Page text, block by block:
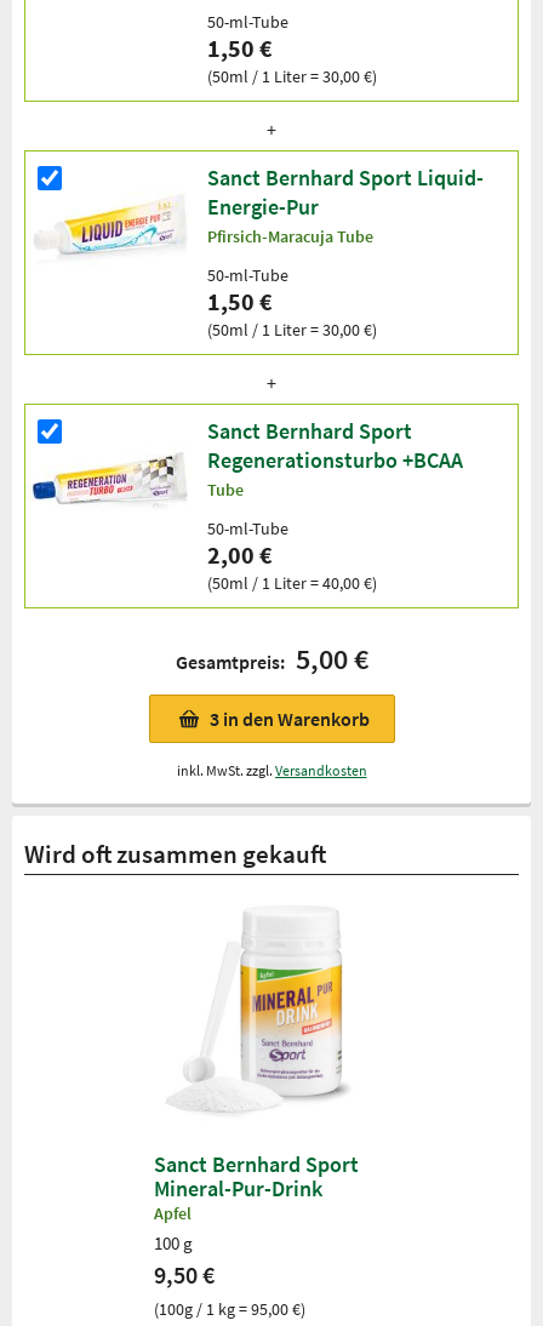
50-ml-Tube
1,50 €
(50ml / 1 Liter = 30,00 €)
Sanct Bernhard Sport Liquid-
Energie-Pur
Pfirsich-Maracuja Tube
50-ml-Tube
1,50 €
(50ml / 1 Liter = 30,00 €)
Sanct Bernhard Sport
Regenerationsturbo +BCAA
Tube
50-ml-Tube
2,00 €
(50ml / 1 Liter = 40,00 €)
Gesamtpreis: 5,00 €
3 in den Warenkorb
inkl. MwSt. zzgl. Versandkosten
Wird oft zusammen gekauft
Sanct Bernhard Sport
Mineral-Pur-Drink
Apfel
100 g
9,50 €
(100g / 1 kg = 95,00 €)